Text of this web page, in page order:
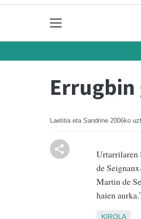
Laetitia eta Sandrine 2006ko
Urtarrilaren
de
Martin de
haien
KIROLA